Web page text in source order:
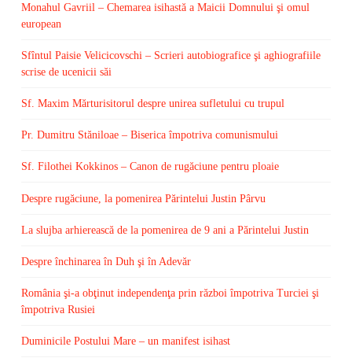
Monahul Gavriil – Chemarea isihastă a Maicii Domnului şi omul
european
Sfîntul Paisie Velicicovschi – Scrieri autobiografice şi aghiografiile
scrise de ucenicii săi
Sf. Maxim Mărturisitorul despre unirea sufletului cu trupul
Pr. Dumitru Stăniloae – Biserica împotriva comunismului
Sf. Filothei Kokkinos – Canon de rugăciune pentru ploaie
Despre rugăciune, la pomenirea Părintelui Justin Pârvu
La slujba arhierească de la pomenirea de 9 ani a Părintelui Justin
Despre închinarea în Duh şi în Adevăr
România şi-a obţinut independenţa prin război împotriva Turciei şi
împotriva Rusiei
Duminicile Postului Mare – un manifest isihast